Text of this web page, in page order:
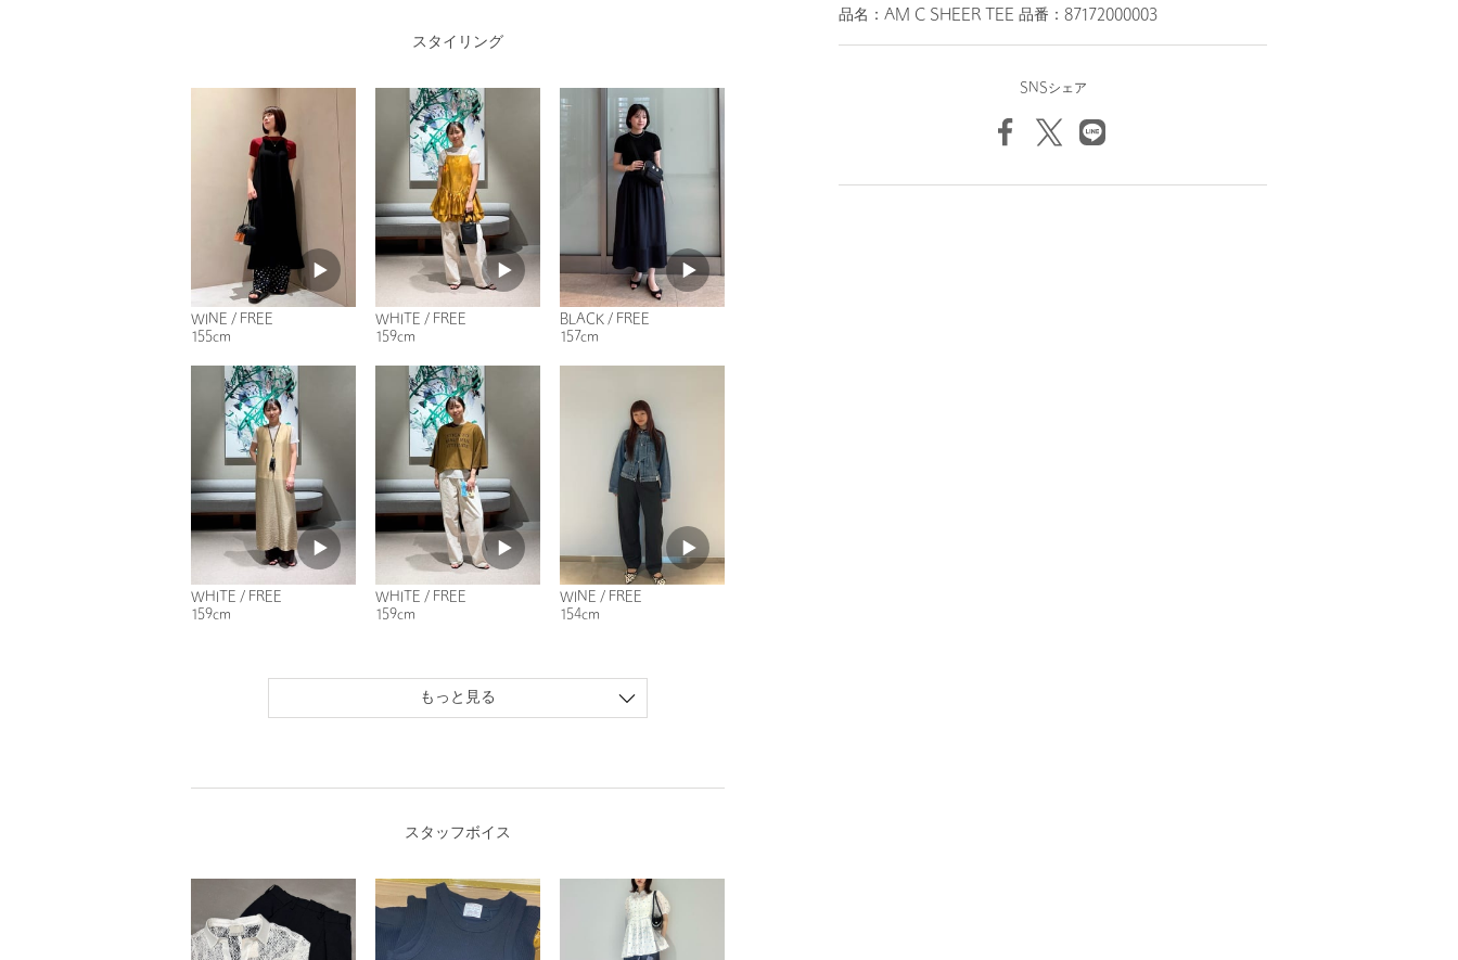
品名：AM C SHEER TEE 品番：87172000003
SNSシェア
スタイリング
WINE / FREE
155cm
WHITE / FREE
159cm
BLACK / FREE
157cm
WHITE / FREE
159cm
WHITE / FREE
159cm
WINE / FREE
154cm
もっと見る
スタッフボイス